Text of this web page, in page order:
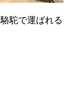
駝で運ばれる